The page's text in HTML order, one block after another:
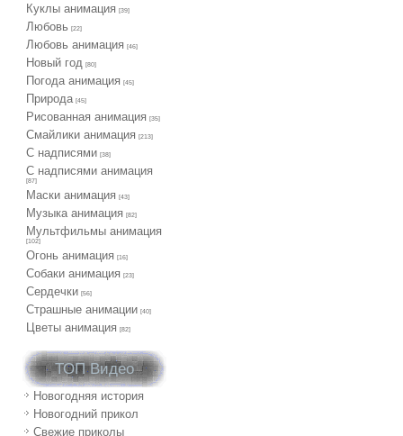
Куклы анимация [39]
Любовь [22]
Любовь анимация [46]
Новый год [80]
Погода анимация [45]
Природа [45]
Рисованная анимация [35]
Смайлики анимация [213]
С надписями [38]
С надписями анимация
[87]
Маски анимация [43]
Музыка анимация [82]
Мультфильмы анимация
[102]
Огонь анимация [16]
Собаки анимация [23]
Сердечки [56]
Страшные анимации [40]
Цветы анимация [82]
ТОП Видео
Новогодняя история
Новогодний прикол
Свежие приколы